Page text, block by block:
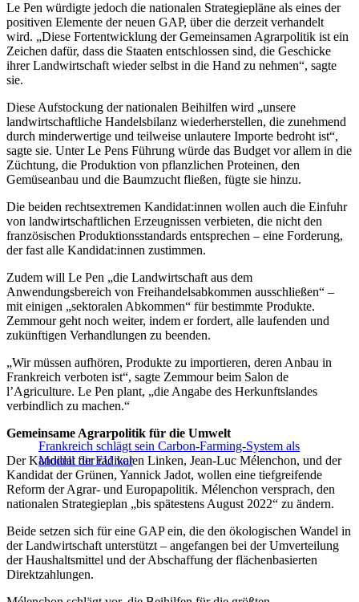
Le Pen würdigte jedoch die nationalen Strategiepläne als eines der
positiven Elemente der neuen GAP, über die derzeit verhandelt
wird. „Diese Fortentwicklung der Gemeinsamen Agrarpolitik ist ein
Zeichen dafür, dass die Staaten entschlossen sind, die Geschicke
ihrer Landwirtschaft wieder selbst in die Hand zu nehmen“, sagte
sie.
Diese Aufstockung der nationalen Beihilfen wird „unsere
landwirtschaftliche Handelsbilanz wiederherstellen, die zunehmend
durch minderwertige und teilweise unlautere Importe bedroht ist“,
sagte sie. Unter Le Pens Führung würde das Budget vor allem in die
Züchtung, die Produktion von pflanzlichen Proteinen, den
Gemüseanbau und die Baumzucht fließen, fügte sie hinzu.
Die beiden rechtsextremen Kandidat:innen wollen auch die Einfuhr
von landwirtschaftlichen Erzeugnissen verbieten, die nicht den
französischen Produktionsstandards entsprechen – eine Forderung,
der fast alle Kandidat:innen zustimmen.
Zudem will Le Pen „die Landwirtschaft aus dem
Anwendungsbereich von Freihandelsabkommen ausschließen“ –
mit einigen „sektoralen Abkommen“ für bestimmte Produkte.
Zemmour geht noch weiter, indem er fordert, alle laufenden und
zukünftigen Verhandlungen zu beenden.
„Wir müssen aufhören, Produkte zu importieren, deren Anbau in
Frankreich verboten ist“, sagte Zemmour beim Salon de
l’Agriculture. Le Pen plant, „die Angabe des Herkunftslandes
verbindlich zu machen.“
Frankreich schlägt sein Carbon-Farming-System als
Modell für EU vor
Gemeinsame Agrarpolitik für die Umwelt
Der Kandidat der radikalen Linken, Jean-Luc Mélenchon, und der
Kandidat der Grünen, Yannick Jadot, wollen eine tiefgreifende
Reform der Agrar- und Europapolitik. Mélenchon versprach, den
nationalen Strategieplan „bis spätestens August 2022“ zu ändern.
Beide setzen sich für eine GAP ein, die den ökologischen Wandel in
der Landwirtschaft unterstützt – angefangen bei der Umverteilung
der Haushaltsmittel und der Abschaffung der flächenbasierten
Direktzahlungen.